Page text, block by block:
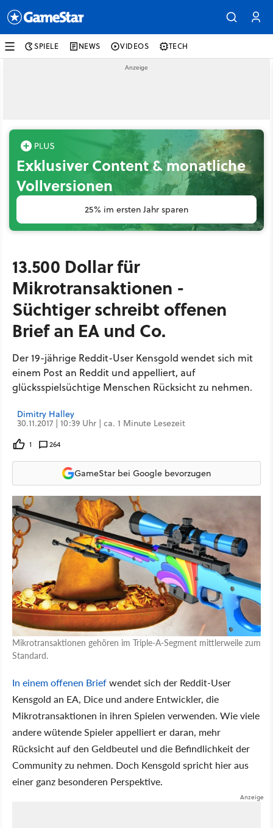
SPIELE NEWS VIDEOS TECH
Exklusiver Content & monatliche
Vollversionen
25% im ersten Jahr sparen
13.500 Dollar für
Mikrotransaktionen -
Süchtiger schreibt offenen
Brief an EA und Co.
Der 19-jährige Reddit-User Kensgold wendet sich mit
einem Post an Reddit und appelliert, auf
glücksspielsüchtige Menschen Rücksicht zu nehmen.
Dimitry Halley
30.11.2017 | 10:39 Uhr | ca. 1 Minute Lesezeit
1 264
GameStar bei Google bevorzugen
Mikrotransaktionen gehören im Triple-A-Segment mittlerweile zum
Standard.
In einem offenen Briefwendet sich der Reddit-User
Kensgold an EA, Dice und andere Entwickler, die
Mikrotransaktionen in ihren Spielen verwenden. Wie viele
andere wütende Spieler appelliert er daran, mehr
Rücksicht auf den Geldbeutel und die Befindlichkeit der
Community zu nehmen. Doch Kensgold spricht hier aus
einer ganz besonderen Perspektive.